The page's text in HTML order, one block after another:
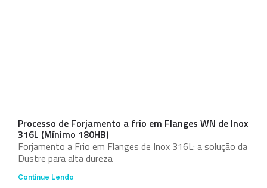
Processo de Forjamento a frio em Flanges WN de Inox
316L (Mínimo 180HB)
Forjamento a Frio em Flanges de Inox 316L: a solução da
Dustre para alta dureza
Continue Lendo